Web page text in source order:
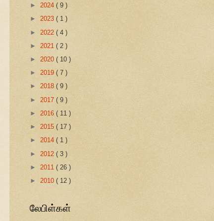
► 2024 ( 9 )
► 2023 ( 1 )
► 2022 ( 4 )
► 2021 ( 2 )
► 2020 ( 10 )
► 2019 ( 7 )
► 2018 ( 9 )
► 2017 ( 9 )
► 2016 ( 11 )
► 2015 ( 17 )
► 2014 ( 1 )
► 2012 ( 3 )
► 2011 ( 26 )
► 2010 ( 12 )
லேபிள்கள்